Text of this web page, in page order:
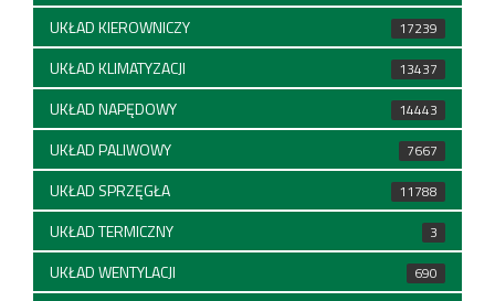
UKŁAD KIEROWNICZY 17239
UKŁAD KLIMATYZACJI 13437
UKŁAD NAPĘDOWY 14443
UKŁAD PALIWOWY 7667
UKŁAD SPRZĘGŁA 11788
UKŁAD TERMICZNY 3
UKŁAD WENTYLACJI 690